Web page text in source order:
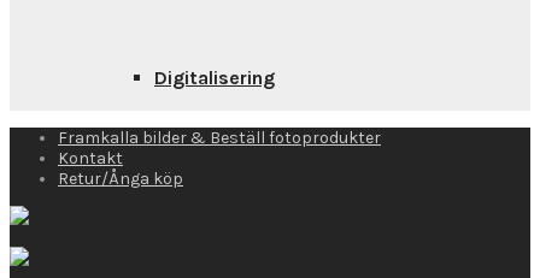
Digitalisering
Framkalla bilder & Beställ fotoprodukter
Kontakt
Retur/Ånga köp